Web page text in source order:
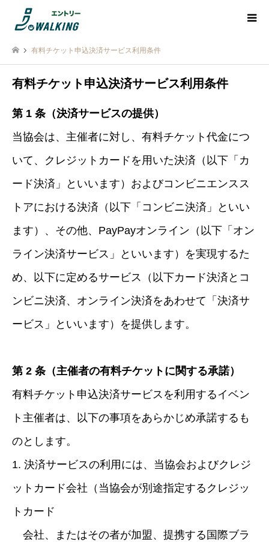
有料チケット申込決済サービス利用条件
有料チケット申込決済サービス利用条件
第 1 条（決済サービスの提供）
当協会は、主催者に対し、有料チケット代金につ
いて、クレジットカードを用いた決済（以下「カ
ード決済」といいます）およびコンビニエンスス
トアにおける決済（以下「コンビニ決済」といい
ます）、その他、PayPayオンライン（以下「オン
ライン決済サービス」といいます）を実現するた
め、以下に定めるサービス（以下カード決済とコ
ンビニ決済、オンライン決済をあわせて「決済サ
ービス」といいます）を提供します。
第 2 条（主催者の有料チケットに関する承諾）
有料チケット申込決済サービスを利用するイベン
ト主催者は、以下の事項をあらかじめ承諾するも
のとします。
1. 決済サービスの利用には、当協会およびクレジ
ットカード会社（当協会が別途指定するクレジッ
トカード
会社、またはその者が加盟、提携する国際ブラ